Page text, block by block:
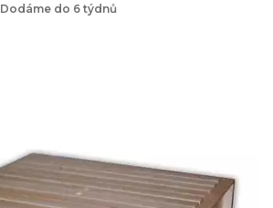
Dodáme do 6 týdnů